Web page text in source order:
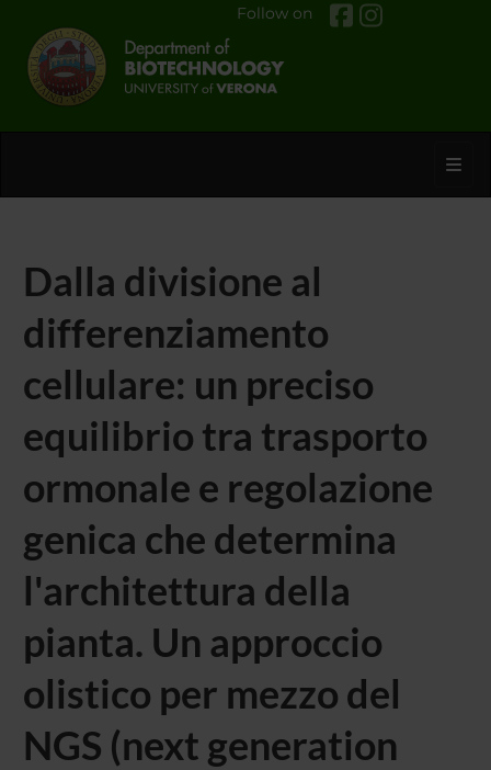
Follow on
Dalla divisione al
differenziamento
cellulare: un preciso
equilibrio tra trasporto
ormonale e regolazione
genica che determina
l'architettura della
pianta. Un approccio
olistico per mezzo del
NGS (next generation